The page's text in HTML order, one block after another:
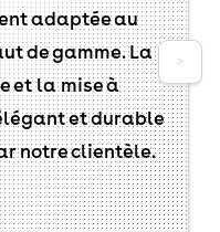
adaptée au
de gamme. La
et la mise à
et durable
notre clientèle.
>